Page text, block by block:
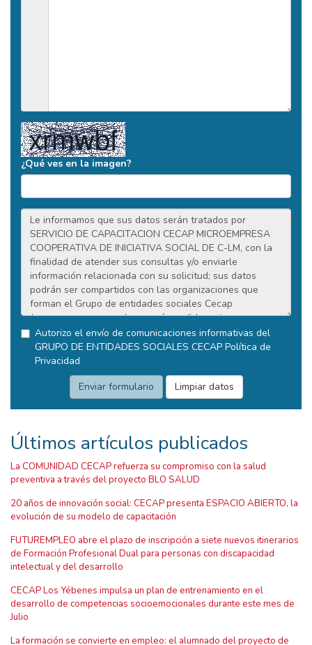
¿Qué ves en la imagen?
Autorizo el envío de comunicaciones informativas del
GRUPO DE ENTIDADES SOCIALES CECAP Política de
Privacidad
Últimos artículos publicados
La COMUNIDAD CECAP refuerza su compromiso con la salud
preventiva a través del proyecto BLO SALUD
20 años de innovación social: CECAP presenta ESPACIO ABIERTO, la
evolución de su modelo de capacitación
FUTUREMPLEO abre el plazo de inscripción a siete nuevos itinerarios
de Formación Profesional Dual para personas con discapacidad
intelectual y del desarrollo
CECAP Los Yébenes impulsa un plan de entrenamiento en el
desarrollo de competencias socioemocionales durante este mes de
Julio
La formación se convierte en empleo: el alumnado del proyecto de